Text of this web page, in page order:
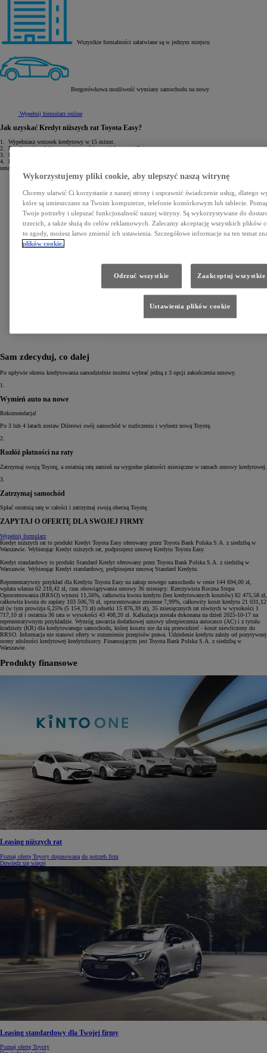
Wszystkie formalności załatwiane są w jednym miejscu
Bezgotówkowa możliwość wymiany samochodu na nowy
Wypełnij formularz online
Jak uzyskać Kredyt niższych rat Toyota Easy?
1.
Wypełniasz wniosek kredytowy w 15 minut.
2.
Przedstawiasz dokument tożsamości oraz dokumenty finansowe.
3.
Po 1 godzinie odbierasz decyzję kredytową.
4.
Podpisujesz
umowę.
Sam zdecyduj, co dalej
Po upływie okresu kredytowania samodzielnie możesz wybrać jedną z 3 opcji zakończenia umowy.
1.
Wymień auto na nowe
Rekomendacja!
Po 3 lub 4 latach zostaw Dilerowi swój samochód w rozliczeniu i wybierz nową Toyotę.
2.
Rozłóż płatności na raty
Zatrzymaj swoją Toyotę, a ostatnią ratę zamień na wygodne płatności miesięczne w ramach umowy kredytowej.
3.
Zatrzymaj samochód
Spłać ostatnią ratę w całości i zatrzymaj swoją obecną Toyotę.
ZAPYTAJ O OFERTĘ DLA SWOJEJ FIRMY
Wypełnij formularz
Kredyt niższych rat to produkt Kredyt Toyota Easy oferowany przez Toyota Bank Polska S.A. z siedzibą w
Warszawie. Wybierając Kredyt niższych rat, podpisujesz umowę Kredytu Toyota Easy.
Kredyt standardowy to produkt Standard Kredyt oferowany przez Toyota Bank Polska S.A. z siedzibą w
Warszawie. Wybierając Kredyt standardowy, podpisujesz umowę Standard Kredytu.
Reprezentatywny przykład dla Kredytu Toyota Easy na zakup nowego samochodu w cenie 144 694,00 zł,
wpłata własna 62 218,42 zł, czas obowiązywania umowy 36 miesięcy: Rzeczywista Roczna Stopa
Oprocentowania (RRSO) wynosi 11,56%, całkowita kwota kredytu (bez kredytowanych kosztów) 82 475,58 zł,
całkowita kwota do zapłaty 103 506,70 zł, oprocentowanie zmienne 7,99%, całkowity koszt kredytu 21 031,12
zł (w tym prowizja 6,25% (5 154,73 zł) odsetki 15 876,39 zł), 35 miesięcznych rat równych w wysokości 1
717,10 zł i ostatnia 36 rata w wysokości 43 408,20 zł. Kalkulacja została dokonana na dzień 2025-10-17 na
reprezentatywnym przykładzie. Wymóg zawarcia dodatkowej umowy ubezpieczenia autocasco (AC) i z tytułu
kradzieży (KR) dla kredytowanego samochodu, której kosztu nie da się przewidzieć - koszt niewliczony do
RRSO. Informacja nie stanowi oferty w rozumieniu przepisów prawa. Udzielenie kredytu zależy od pozytywnej
oceny zdolności kredytowej kredytobiorcy. Finansującym jest Toyota Bank Polska S.A. z siedzibą w
Warszawie.
Produkty finansowe
Leasing niższych rat
Poznaj ofertę Toyoty dopasowaną do potrzeb firm
Dowiedz się więcej
Leasing standardowy dla Twojej firmy
Poznaj ofertę Toyoty
Wykorzystujemy pliki cookie, aby ulepszyć naszą witrynę
Chcemy ułatwić Ci korzystanie z naszej strony i usprawnić świadczenie usług, dlatego
które są umieszczane na Twoim komputerze, telefonie komórkowym lub tablecie.
Twoje potrzeby i ulepszać funkcjonalność naszej witryny. Są wykorzystywane do
trzecich, a także służą do celów reklamowych. Zalecamy akceptację wszystkich plików
to zgody, możesz łatwo zmienić ich ustawienia. Szczegółowe informacje na ten temat
plików cookie.
Odrzuć wszystkie Zaakceptuj wszystkie
Ustawienia plików cookie